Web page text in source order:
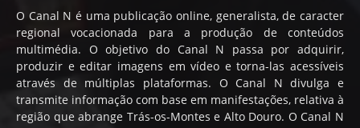
O Canal N é uma publicação online, generalista, de caracter
regional vocacionada para a produção de conteúdos
multimédia. O objetivo do Canal N passa por adquirir,
produzir e editar imagens em vídeo e torna-las acessíveis
através de múltiplas plataformas. O Canal N divulga e
transmite informação com base em manifestações, relativa à
região que abrange Trás-os-Montes e Alto Douro. O Canal N